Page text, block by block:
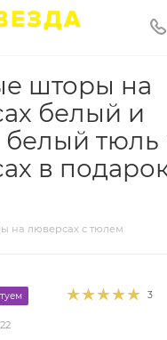
шторы на
белый и
белый тюль
в
на люверсах с тюлем
3